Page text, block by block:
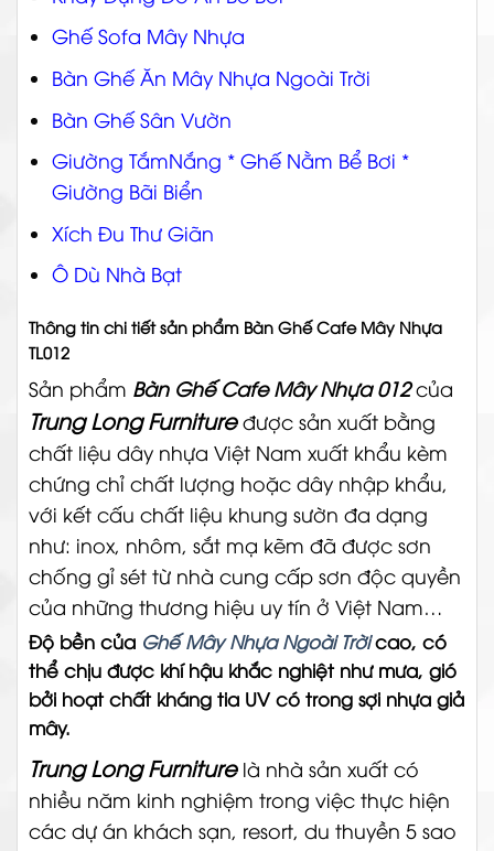
Ghế Sofa Mây Nhựa
Bàn Ghế Ăn Mây Nhựa Ngoài Trời
Bàn Ghế Sân Vườn
Giường TắmNắng * Ghế Nằm Bể Bơi *
Giường Bãi Biển
Xích Đu Thư Giãn
Ô Dù Nhà Bạt
Thông tin chi tiết sản phẩm Bàn Ghế Cafe Mây Nhựa
TL012
Sản phẩm Bàn Ghế Cafe Mây Nhựa 012của
Trung Long Furnituređược sản xuất bằng
chất liệu dây nhựa Việt Nam xuất khẩu kèm
chứng chỉ chất lượng hoặc dây nhập khẩu,
với kết cấu chất liệu khung sườn đa dạng
như: inox, nhôm, sắt mạ kẽm đã được sơn
chống gỉ sét từ nhà cung cấp sơn độc quyền
của những thương hiệu uy tín ở Việt Nam…
Độ bền của Ghế Mây Nhựa Ngoài Trờicao, có
thể chịu được khí hậu khắc nghiệt như mưa, gió
bởi hoạt chất kháng tia UV có trong sợi nhựa giả
mây.
Trung Long Furniturelà nhà sản xuất có
nhiều năm kinh nghiệm trong việc thực hiện
các dự án khách sạn, resort, du thuyền 5 sao